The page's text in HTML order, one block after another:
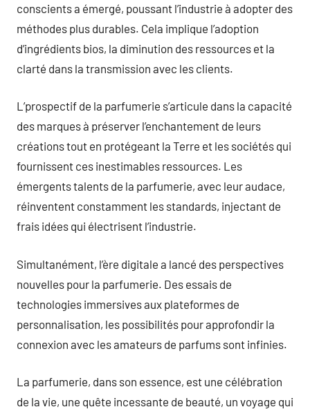
conscients a émergé, poussant l’industrie à adopter des
méthodes plus durables. Cela implique l’adoption
d’ingrédients bios, la diminution des ressources et la
clarté dans la transmission avec les clients.
L’prospectif de la parfumerie s’articule dans la capacité
des marques à préserver l’enchantement de leurs
créations tout en protégeant la Terre et les sociétés qui
fournissent ces inestimables ressources. Les
émergents talents de la parfumerie, avec leur audace,
réinventent constamment les standards, injectant de
frais idées qui électrisent l’industrie.
Simultanément, l’ère digitale a lancé des perspectives
nouvelles pour la parfumerie. Des essais de
technologies immersives aux plateformes de
personnalisation, les possibilités pour approfondir la
connexion avec les amateurs de parfums sont infinies.
La parfumerie, dans son essence, est une célébration
de la vie, une quête incessante de beauté, un voyage qui